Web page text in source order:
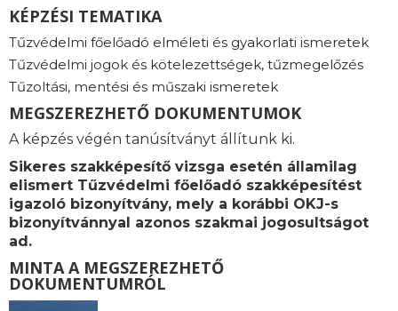
KÉPZÉSI TEMATIKA
Tűzvédelmi főelőadó elméleti és gyakorlati ismeretek
Tűzvédelmi jogok és kötelezettségek, tűzmegelőzés
Tűzoltási, mentési és műszaki ismeretek
MEGSZEREZHETŐ DOKUMENTUMOK
A képzés végén tanúsítványt állítunk ki.
Sikeres szakképesítő vizsga esetén államilag
elismert Tűzvédelmi főelőadó szakképesítést
igazoló bizonyítvány, mely a korábbi OKJ-s
bizonyítvánnyal azonos szakmai jogosultságot
ad.
MINTA A MEGSZEREZHETŐ
DOKUMENTUMRÓL